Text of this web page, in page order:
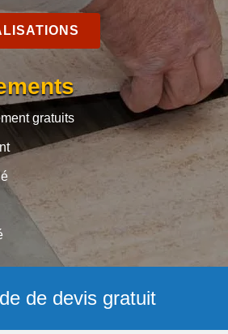
gratuits
de devis gratuit